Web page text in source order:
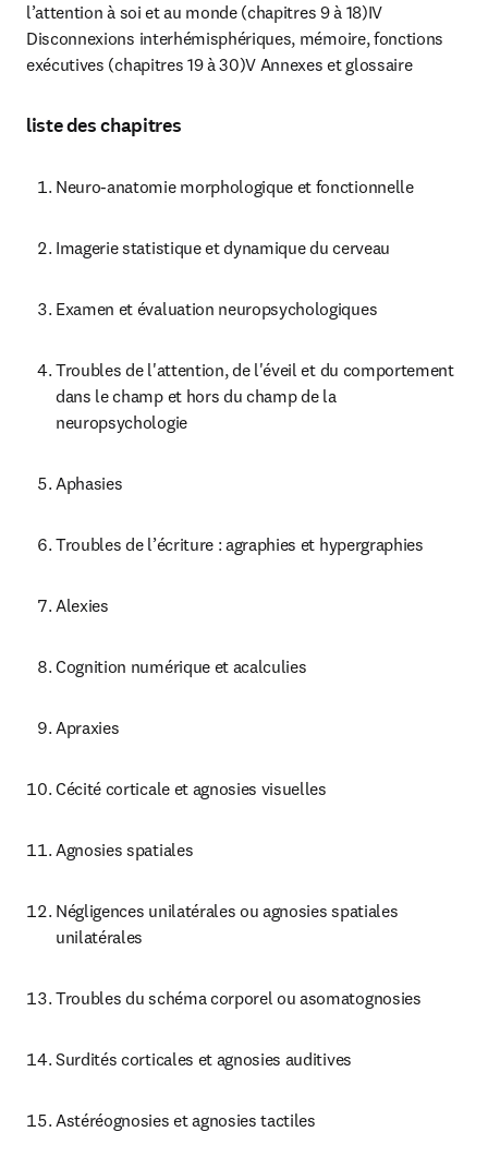
l’attention à soi et au monde (chapitres 9 à 18)IV
Disconnexions interhémisphériques, mémoire, fonctions
exécutives (chapitres 19 à 30)V Annexes et glossaire
liste des chapitres
Neuro-anatomie morphologique et fonctionnelle
Imagerie statistique et dynamique du cerveau
Examen et évaluation neuropsychologiques
Troubles de l'attention, de l'éveil et du comportement
dans le champ et hors du champ de la
neuropsychologie
Aphasies
Troubles de l’écriture : agraphies et hypergraphies
Alexies
Cognition numérique et acalculies
Apraxies
Cécité corticale et agnosies visuelles
Agnosies spatiales
Négligences unilatérales ou agnosies spatiales
unilatérales
Troubles du schéma corporel ou asomatognosies
Surdités corticales et agnosies auditives
Astéréognosies et agnosies tactiles